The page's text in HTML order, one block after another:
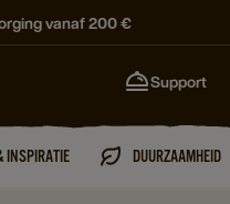
vanaf 200 €
Support
INSPIRATIE DUURZAAMHEID